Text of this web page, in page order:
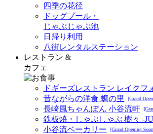
四季の花径
ドッグプール・
じゃぶじゃぶ池
日帰り利用
八街レンタルステーション
レストラン &
カフェ
ドギーズレストラン レイクフ
昔ながらの洋食 蜩の里
[Grand
長崎風ちゃんぽん 小谷流軒
鉄板焼・しゃぶしゃぶ 樹々 -
小谷流ベーカリー
[Grand Opening